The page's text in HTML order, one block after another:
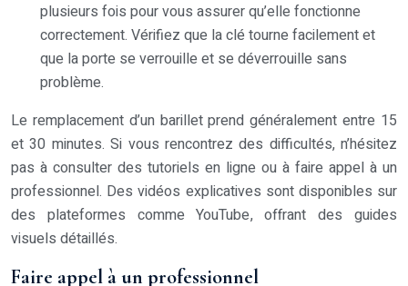
plusieurs fois pour vous assurer qu’elle fonctionne
correctement. Vérifiez que la clé tourne facilement et
que la porte se verrouille et se déverrouille sans
problème.
Le remplacement d’un barillet prend généralement entre 15
et 30 minutes. Si vous rencontrez des difficultés, n’hésitez
pas à consulter des tutoriels en ligne ou à faire appel à un
professionnel. Des vidéos explicatives sont disponibles sur
des plateformes comme YouTube, offrant des guides
visuels détaillés.
Faire appel à un professionnel